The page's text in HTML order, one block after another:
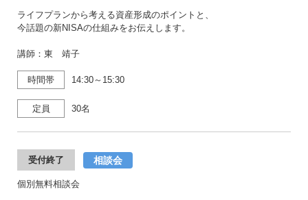
ライフプランから考える資産形成のポイントと、
今話題の新NISAの仕組みをお伝えします。
講師：東 靖子
時間帯 14:30～15:30
定員 30名
受付終了 相談会
個別無料相談会